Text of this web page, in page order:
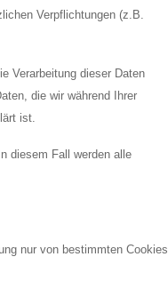
Verpflichtungen (z.B.
Verarbeitung dieser Daten
die wir während Ihrer
ist.
diesem Fall werden alle
nur von bestimmten Cookies